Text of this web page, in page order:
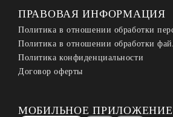
ПРАВОВАЯ ИНФОРМАЦИЯ
Политика в отношении обработки
Политика в отношении обработки
Политика конфиденциальности
Договор оферты
МОБИЛЬНОЕ ПРИЛОЖЕНИЕ